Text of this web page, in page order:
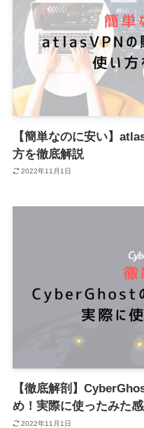
【簡単なのに安い】
方を徹底解説
2022年11月1日
【徹底解剖】
め！実際に使ったみた
2022年11月1日